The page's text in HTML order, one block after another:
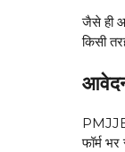
जैसे ही
किसी
फॉर्म